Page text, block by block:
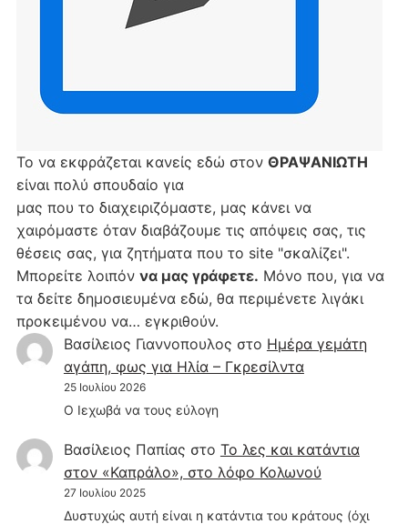
Το να εκφράζεται κανείς εδώ στον ΘΡΑΨΑΝΙΩΤΗ
είναι πολύ σπουδαίο για
μας που το διαχειριζόμαστε, μας κάνει να
χαιρόμαστε όταν διαβάζουμε τις απόψεις σας, τις
θέσεις σας, για ζητήματα που το site "σκαλίζει".
Μπορείτε λοιπόν να μας γράφετε. Μόνο που, για να
τα δείτε δημοσιευμένα εδώ, θα περιμένετε λιγάκι
προκειμένου να… εγκριθούν.
Βασίλειος Γιαννοπουλος στο Hμέρα γεμάτη
αγάπη, φως για Ηλία – Γκρεσίλντα
25 Ιουλίου 2026
Ο Ιεχωβά να τους εύλογη
Βασίλειος Παπίας στο Το λες και κατάντια
στον «Καπράλο», στο λόφο Κολωνού
27 Ιουλίου 2025
Δυστυχώς αυτή είναι η κατάντια του κράτους (όχι